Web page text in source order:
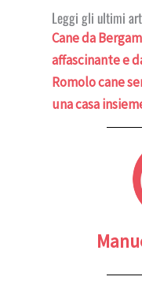
Leggi gli ultimi
Cane da
affascinante e
Romolo cane
una casa